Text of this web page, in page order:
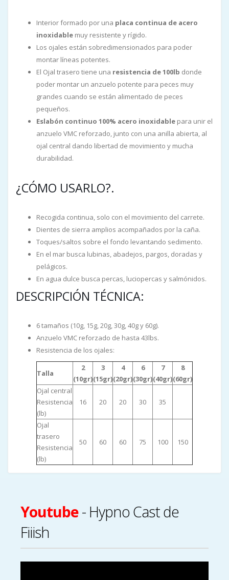
Interior formado por una placa continua de acero
inoxidable muy resistente y rígido.
Los ojales están sobredimensionados para poder
montar líneas potentes.
El Ojal trasero tiene una resistencia de 100lb donde
poder montar un anzuelo potente para peces muy
grandes cuando se están alimentado de peces
pequeños.
Eslabón continuo 100% acero inoxidable para unir el
anzuelo VMC reforzado, junto con una anilla abierta, al
ojal central dando libertad de movimiento y mucha
durabilidad.
¿CÓMO USARLO?.
Recogida continua, solo con el movimiento del carrete.
Dientes de sierra amplios acompañados por la caña.
Toques/saltos sobre el fondo levantando sedimento.
En el mar busca lubinas, abadejos, pargos, doradas y
pelágicos.
En agua dulce busca percas, luciopercas y salmónidos.
DESCRIPCIÓN TÉCNICA:
6 tamaños (10g, 15g, 20g, 30g, 40g y 60g).
Anzuelo VMC reforzado de hasta 43lbs.
Resistencia de los ojales:
Talla
2
(10gr)
3
(15gr)
4
(20gr)
6
(30gr)
7
(40gr)
8
(60gr)
Ojal central
Resistencia
(lb)
16 20 20 30 35
Ojal
trasero
Resistencia
(lb)
50 60 60 75 100 150
Youtube- Hypno Cast de
Fiiish